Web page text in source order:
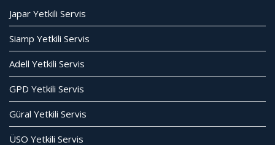
Japar Yetkili Servis
Siamp Yetkili Servis
Adell Yetkili Servis
GPD Yetkili Servis
Güral Yetkili Servis
ÜSO Yetkili Servis